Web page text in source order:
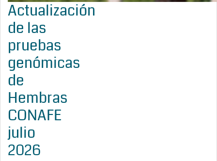
Actualización
de las
pruebas
genómicas
de
Hembras
CONAFE
julio
2026